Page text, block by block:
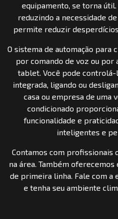
equipamento, se torna
reduzindo a necessidade
permite reduzir
O sistema de automação para
por comando de voz ou por
tablet. Você pode
integrada, ligando ou
casa ou empresa de uma
condicionado
funcionalidade e
inteligentes e
Contamos com profissionais
na área. Também
de primeira linha. Fale com a
e tenha seu ambiente